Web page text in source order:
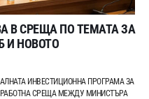
В СРЕЩА ПО ТЕМАТА ЗА
И НОВОТО
ИНВЕСТИЦИОННА ПРОГРАМА ЗА
СРЕЩА МЕЖДУ МИНИСТЪРА